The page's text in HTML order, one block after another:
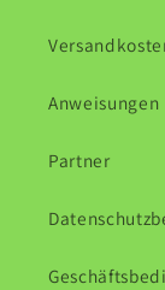
Anweisungen
Partner